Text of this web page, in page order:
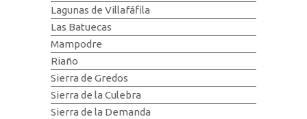
Lagunas de Villafáfila
Las Batuecas
Mampodre
Riaño
Sierra de Gredos
Sierra de la Culebra
Sierra de la Demanda